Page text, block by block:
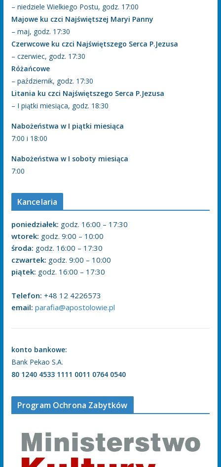
– niedziele Wielkiego Postu, godz. 17:00
Majowe ku czci Najświętszej Maryi Panny
– maj, godz. 17:30
Czerwcowe ku czci Najświętszego Serca P.Jezusa
– czerwiec, godz. 17:30
Różańcowe
– październik, godz. 17:30
Litania ku czci Najświętszego Serca P.Jezusa
– I piątki miesiąca, godz. 18:30
Nabożeństwa w I piątki miesiąca
7:00 i 18:00
Nabożeństwa w I soboty miesiąca
7:00
Kancelaria
poniedziałek: godz. 16:00 – 17:30
wtorek: godz. 9:00 – 10:00
środa: godz. 16:00 – 17:30
czwartek: godz. 9:00 – 10:00
piątek: godz. 16:00 – 17:30
Telefon: +48 12 4226573
email: parafia@apostolowie.pl
konto bankowe:
Bank Pekao S.A.
80 1240 4533 1111 0011 0764 0540
Program Ochrona Zabytków